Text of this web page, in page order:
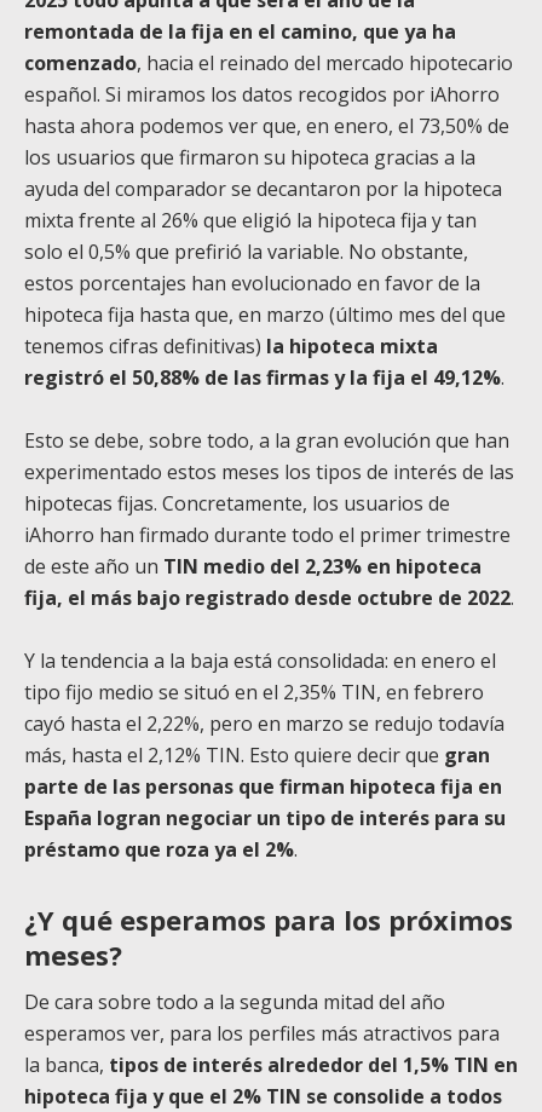
remontada de la fija en el camino, que ya ha
comenzado, hacia el reinado del mercado hipotecario
español. Si miramos los datos recogidos por iAhorro
hasta ahora podemos ver que, en enero, el 73,50% de
los usuarios que firmaron su hipoteca gracias a la
ayuda del comparador se decantaron por la hipoteca
mixta frente al 26% que eligió la hipoteca fija y tan
solo el 0,5% que prefirió la variable. No obstante,
estos porcentajes han evolucionado en favor de la
hipoteca fija hasta que, en marzo (último mes del que
tenemos cifras definitivas) la hipoteca mixta
registró el 50,88% de las firmas y la fija el 49,12%.
Esto se debe, sobre todo, a la gran evolución que han
experimentado estos meses los tipos de interés de las
hipotecas fijas. Concretamente, los usuarios de
iAhorro han firmado durante todo el primer trimestre
de este año un TIN medio del 2,23% en hipoteca
fija, el más bajo registrado desde octubre de 2022.
Y la tendencia a la baja está consolidada: en enero el
tipo fijo medio se situó en el 2,35% TIN, en febrero
cayó hasta el 2,22%, pero en marzo se redujo todavía
más, hasta el 2,12% TIN. Esto quiere decir que gran
parte de las personas que firman hipoteca fija en
España logran negociar un tipo de interés para su
préstamo que roza ya el 2%.
¿Y qué esperamos para los próximos
meses?
De cara sobre todo a la segunda mitad del año
esperamos ver, para los perfiles más atractivos para
la banca, tipos de interés alrededor del 1,5% TIN en
hipoteca fija y que el 2% TIN se consolide a todos